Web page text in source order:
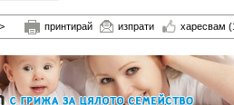
принтирай изпрати харесвам